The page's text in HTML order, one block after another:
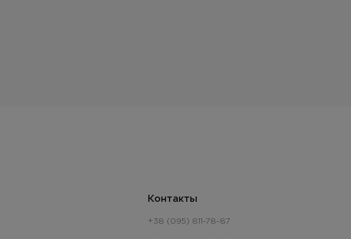
Контакты
+38 (095) 811-78-87